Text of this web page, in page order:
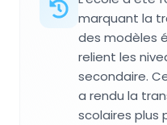
marquant la
des modèles
relient les
secondaire.
a rendu la
scolaires plus